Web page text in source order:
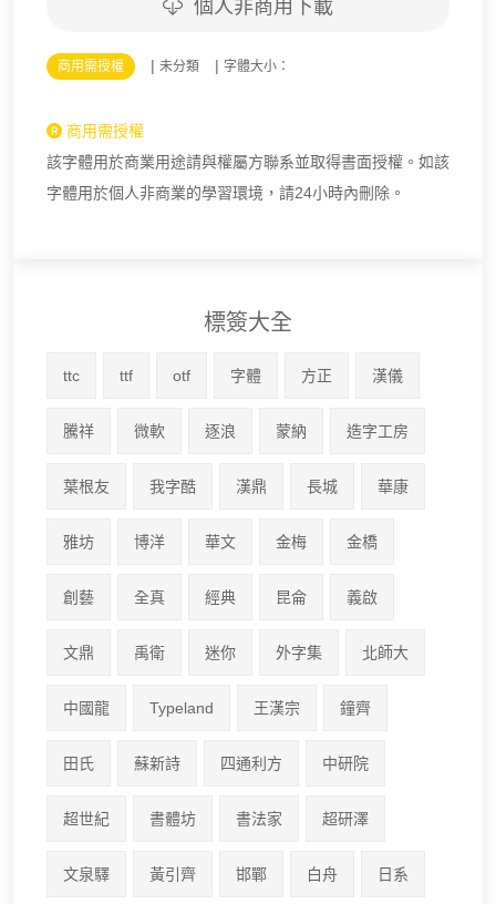
個人非商用下載
商用需授權 | 未分類 | 字體大小：
商用需授權
該字體用於商業用途請與權屬方聯系並取得書面授權。如該
字體用於個人非商業的學習環境，請24小時內刪除。
標簽大全
ttc ttf otf 字體 方正 漢儀
騰祥 微軟 逐浪 蒙納 造字工房
葉根友 我字酷 漢鼎 長城 華康
雅坊 博洋 華文 金梅 金橋
創藝 全真 經典 昆侖 義啟
文鼎 禹衛 迷你 外字集 北師大
中國龍 Typeland 王漢宗 鐘齊
田氏 蘇新詩 四通利方 中研院
超世紀 書體坊 書法家 超研澤
文泉驛 黃引齊 邯鄲 白舟 日系